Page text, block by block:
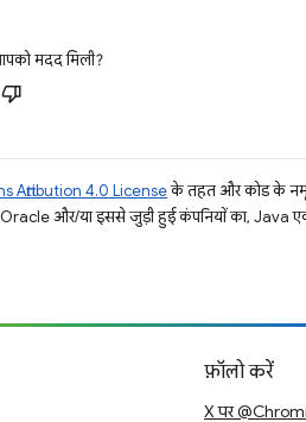
मदद मिली?
Attribution 4.0 Licenseके तहत और कोड के
और/या इससे जुड़ी हुई कंपनियों का, Java एक
फ़ॉलो करें
X पर